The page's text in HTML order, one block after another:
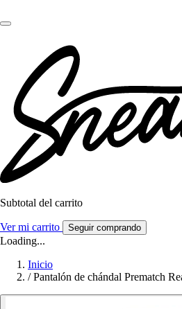
Subtotal del carrito
Ver mi carrito Seguir comprando
Loading...
Inicio
/ Pantalón de chándal Prematch